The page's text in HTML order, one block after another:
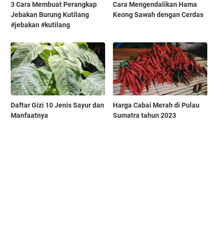
3 Cara Membuat Perangkap
Jebakan Burung Kutilang
#jebakan #kutilang
Cara Mengendalikan Hama
Keong Sawah dengan Cerdas
Daftar Gizi 10 Jenis Sayur dan
Manfaatnya
Harga Cabai Merah di Pulau
Sumatra tahun 2023